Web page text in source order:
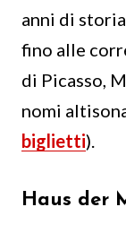
anni di storia
fino alle
di Picasso,
nomi
biglietti).
Haus der